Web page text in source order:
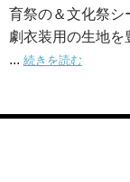
育祭の＆文化祭シ
劇衣装用の生地を
... 続きを読む